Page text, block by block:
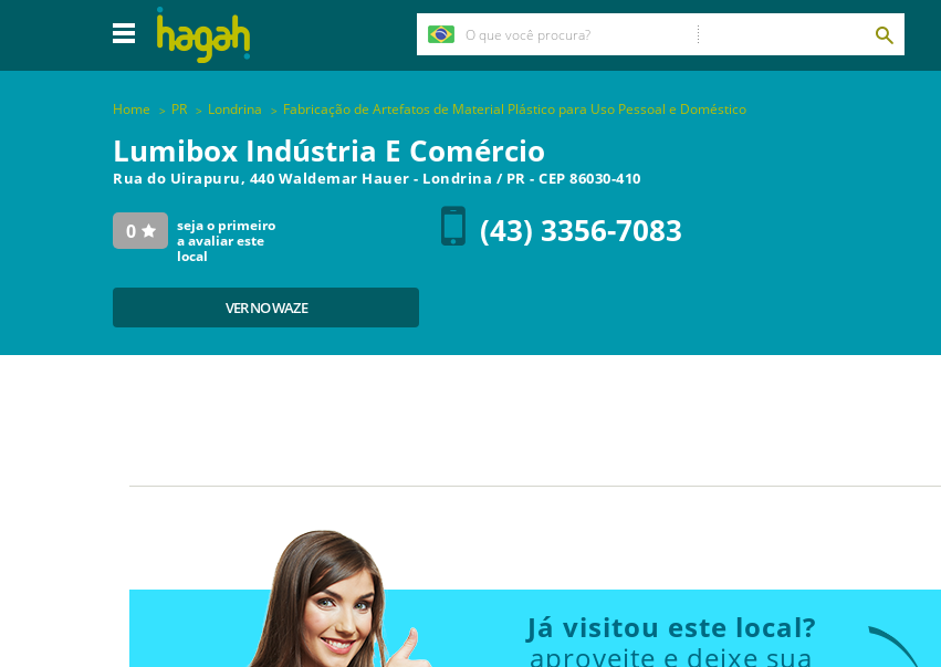
Home PR Londrina Fabricação de Artefatos de Material Plástico para Uso Pessoal e Doméstico
Lumibox Indústria E Comércio
Rua do Uirapuru, 440 Waldemar Hauer - Londrina / PR - CEP 86030-410
0
seja o primeiro
a avaliar este
local
(43) 3356-7083
VER NO WAZE
Já visitou este local?
aproveite e deixe sua